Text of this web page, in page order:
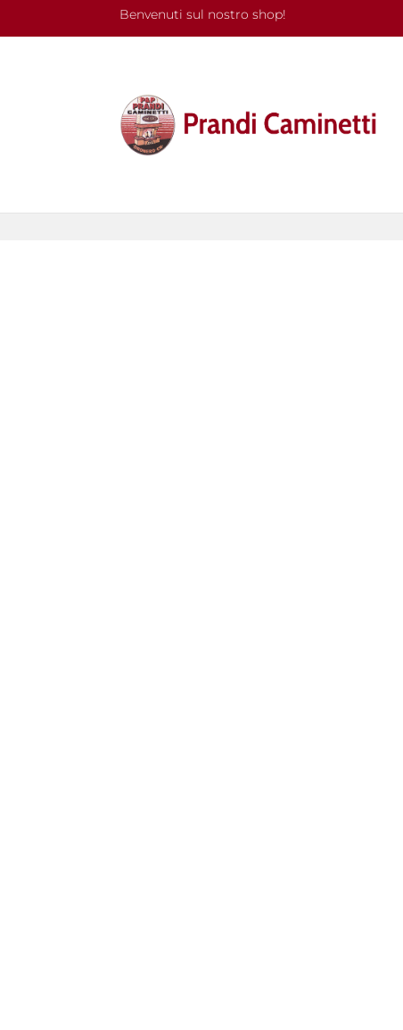
Benvenuti sul nostro shop!